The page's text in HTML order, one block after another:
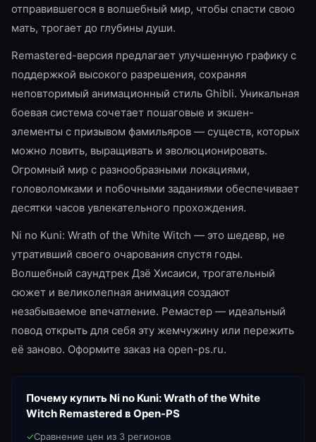
отправившегося в волшебный мир, чтобы спасти свою
мать, трогает до глубины души.
Remastered-версия предлагает улучшенную графику с
поддержкой высокого разрешения, сохраняя
неповторимый анимационный стиль Ghibli. Уникальная
боевая система сочетает пошаговые и экшен-
элементы с призывом фамильяров — существ, которых
можно ловить, выращивать и эволюционировать.
Огромный мир с разнообразными локациями,
головоломками и побочными заданиями обеспечивает
десятки часов увлекательного прохождения.
Ni no Kuni: Wrath of the White Witch — это шедевр, не
утративший своего очарования спустя годы.
Волшебный саундтрек Дзё Хисаиси, трогательный
сюжет и великолепная анимация создают
незабываемое впечатление. Ремастер — идеальный
повод открыть для себя эту жемчужину или пережить
её заново. Оформите заказ на open-ps.ru.
Почему купить Ni no Kuni: Wrath of the White
Witch Remastered в Open-PS
✓Сравнение цен из 3 регионов